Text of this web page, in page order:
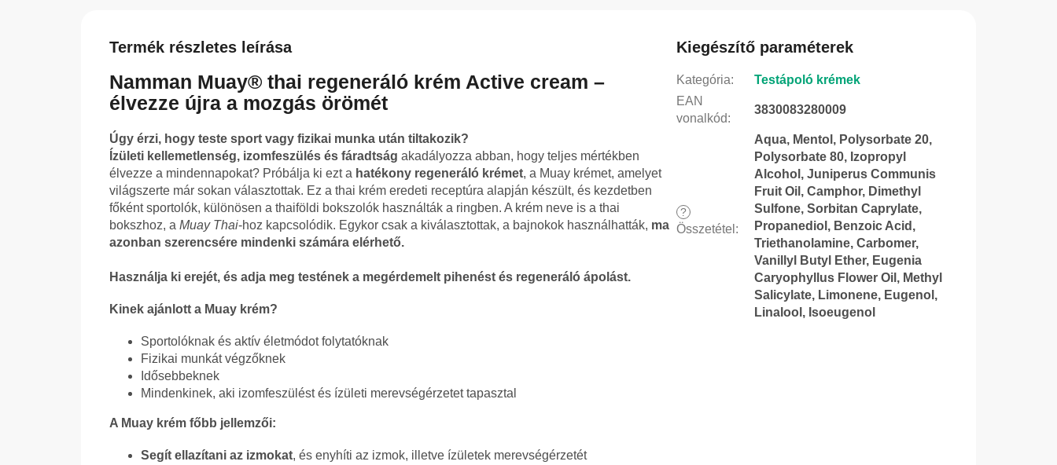
Termék részletes leírása
Namman Muay® thai regeneráló krém Active cream –
élvezze újra a mozgás örömét
Úgy érzi, hogy teste sport vagy fizikai munka után tiltakozik?
Ízületi kellemetlenség, izomfeszülés és fáradtság akadályozza abban, hogy teljes mértékben
élvezze a mindennapokat? Próbálja ki ezt a hatékony regeneráló krémet, a Muay krémet, amelyet
világszerte már sokan választottak. Ez a thai krém eredeti receptúra alapján készült, és kezdetben
főként sportolók, különösen a thaiföldi bokszolók használták a ringben. A krém neve is a thai
bokszhoz, a Muay Thai-hoz kapcsolódik. Egykor csak a kiválasztottak, a bajnokok használhatták, ma
azonban szerencsére mindenki számára elérhető.
Használja ki erejét, és adja meg testének a megérdemelt pihenést és regeneráló ápolást.
Kinek ajánlott a Muay krém?
Sportolóknak és aktív életmódot folytatóknak
Fizikai munkát végzőknek
Idősebbeknek
Mindenkinek, aki izomfeszülést és ízületi merevségérzetet tapasztal
A Muay krém főbb jellemzői:
Segít ellazítani az izmokat, és enyhíti az izmok, illetve ízületek merevségérzetét
Kiegészítő paraméterek
Kategória:
Testápoló krémek
EAN
vonalkód:
3830083280009
?
Összetétel :
Aqua, Mentol, Polysorbate 20,
Polysorbate 80, Izopropyl
Alcohol, Juniperus Communis
Fruit Oil, Camphor, Dimethyl
Sulfone, Sorbitan Caprylate,
Propanediol, Benzoic Acid,
Triethanolamine, Carbomer,
Vanillyl Butyl Ether, Eugenia
Caryophyllus Flower Oil, Methyl
Salicylate, Limonene, Eugenol,
Linalool, Isoeugenol